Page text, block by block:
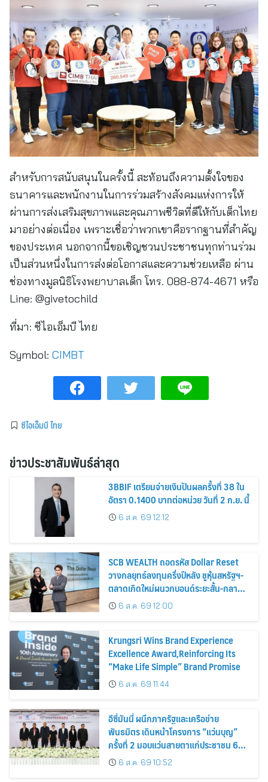
สำหรับการสนับสนุนในครั้งนี้ สะท้อนถึงความตั้งใจของ
ธนาคารและพนักงานในการร่วมสร้างสังคมแห่งการให้
ผ่านการส่งเสริมสุขภาพและคุณภาพชีวิตที่ดีให้กับเด็กไทย
มาอย่างต่อเนื่อง เพราะเชื่อว่าพวกเขาคือรากฐานที่สำคัญ
ของประเทศ นอกจากนี้ขอเชิญชวนประชาชนทุกท่านร่วม
เป็นส่วนหนึ่งในการส่งต่อโอกาสและความช่วยเหลือ ผ่าน
ช่องทางมูลนิธิโรงพยาบาลเด็ก โทร. 088-874-4671 หรือ
Line: @givetochild
ที่มา: ซีไอเอ็มบี ไทย
Symbol: CIMBT
ซีไอเอ็มบี ไทย
ข่าวประชาสัมพันธ์ล่าสุด
3BBIF เตรียมจ่ายเงินปันผลครั้งที่ 38 ใน
อัตรา 0.1400 บาทต่อหน่วย วันที่ 2 ก.ย. นี้
6 ส.ค. 69 12:12
SCB WEALTH ถอดรหัส Dollar Reset
วางกลยุทธ์ลงทุนครึ่งปีหลัง ชูหุ้นสหรัฐฯ-
ตลาดเกิดใหม่ผนวกบอนด์ระยะสั้น-กลาง
เสริมพอร์ตแกร่ง
6 ส.ค. 69 12:00
Krungsri Wins Brand Experience
Excellence Award,Reinforcing Its
“Make Life Simple” Brand Promise
6 ส.ค. 69 11:44
อีซี่มันนี่ ผนึกภาครัฐและเครือข่าย
พันธมิตร เดินหน้าโครงการ “แว่นบุญ”
ครั้งที่ 2 มอบแว่นสายตาแก่ประชาชน 600
คน ขยายโอกาสการมองเห็นสู่ชุมชนไทย
6 ส.ค. 69 10:52